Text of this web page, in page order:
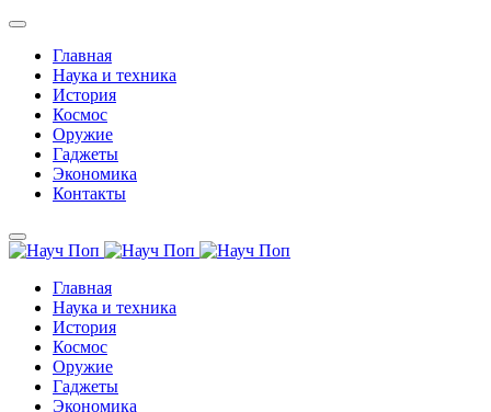
Главная
Наука и техника
История
Космос
Оружие
Гаджеты
Экономика
Контакты
Главная
Наука и техника
История
Космос
Оружие
Гаджеты
Экономика